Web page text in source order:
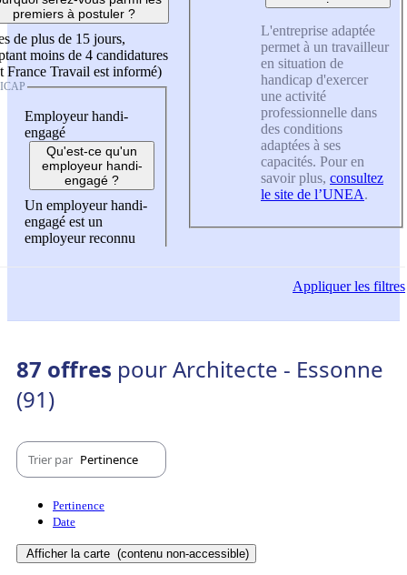
premiers à postuler ?
de plus de 15 jours,
moins de 4 candidatures
France Travail est informé)
Employeur handi-
engagé
Qu'est-ce qu'un
employeur handi-
engagé ?
Un employeur handi-
engagé est un
employeur reconnu
L'entreprise adaptée
permet à un travailleur
en situation de
handicap d'exercer
une activité
professionnelle dans
des conditions
adaptées à ses
capacités. Pour en
savoir plus, consultez
le site de l’UNEA.
Appliquerles filtres
87 offres pour Architecte - Essonne
(91)
Trier par Pertinence
Pertinence
Date
Afficher la carte (contenu non-accessible)